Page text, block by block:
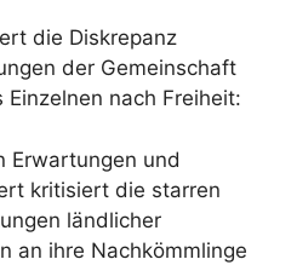
die Diskrepanz
der Gemeinschaft
nach Freiheit:
Erwartungen und
kritisiert die starren
ländlicher
an ihre Nachkömmlinge